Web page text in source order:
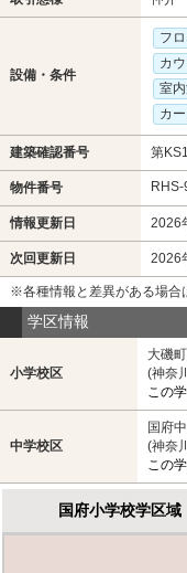
設備・条件
フ
カ
室
カ
建築確認番号 第
物件番号 RHS-
情報更新日 2026
次回更新日 2026
※各種情報と差異がある場合
学区情報
小学校区
大磯
(神奈
この
中学校区
国府
(神奈
この
国府小学校学区域